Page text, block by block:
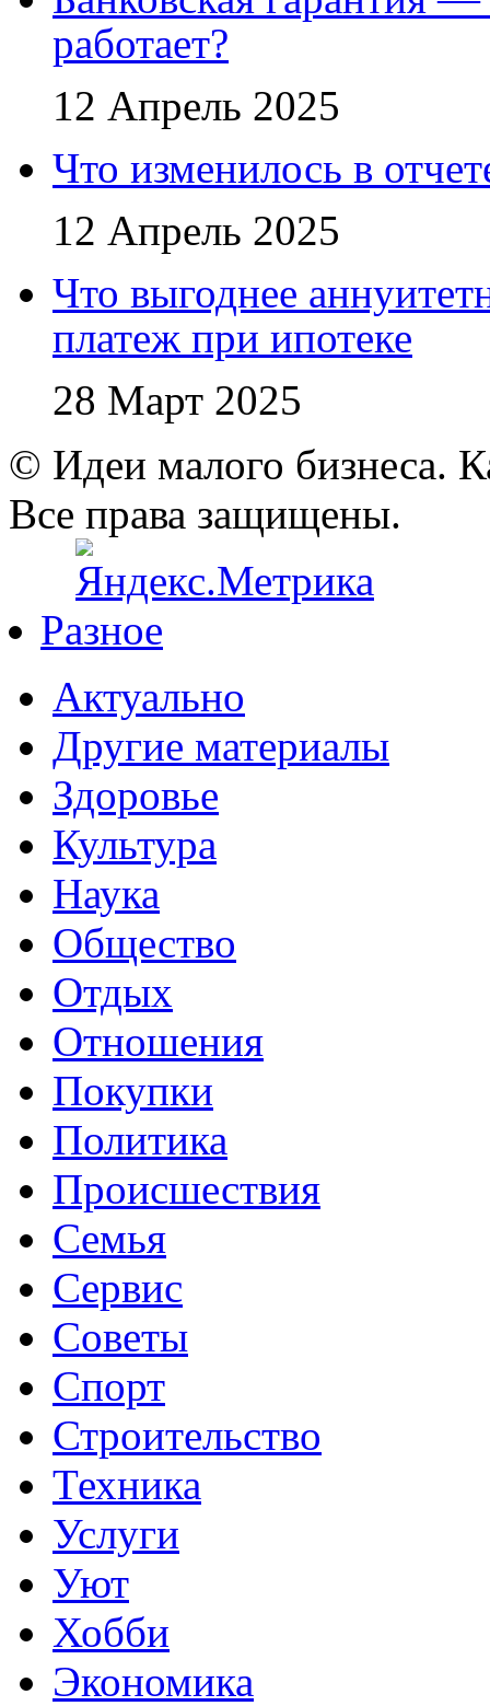
работает?
12 Апрель 2025
Что изменилось в
12 Апрель 2025
Что выгоднее
платеж при ипотеке
28 Март 2025
© Идеи малого бизнеса.
Все права защищены.
Разное
Актуально
Другие материалы
Здоровье
Культура
Наука
Общество
Отдых
Отношения
Покупки
Политика
Происшествия
Семья
Сервис
Советы
Спорт
Строительство
Техника
Услуги
Уют
Хобби
Экономика